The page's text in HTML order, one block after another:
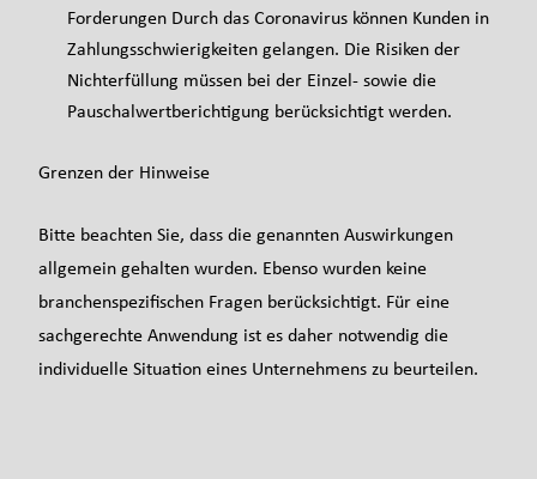
Forderungen Durch das Coronavirus können Kunden in
Zahlungsschwierigkeiten gelangen. Die Risiken der
Nichterfüllung müssen bei der Einzel- sowie die
Pauschalwertberichtigung berücksichtigt werden.
Grenzen der Hinweise
Bitte beachten Sie, dass die genannten Auswirkungen
allgemein gehalten wurden. Ebenso wurden keine
branchenspezifischen Fragen berücksichtigt. Für eine
sachgerechte Anwendung ist es daher notwendig die
individuelle Situation eines Unternehmens zu beurteilen.